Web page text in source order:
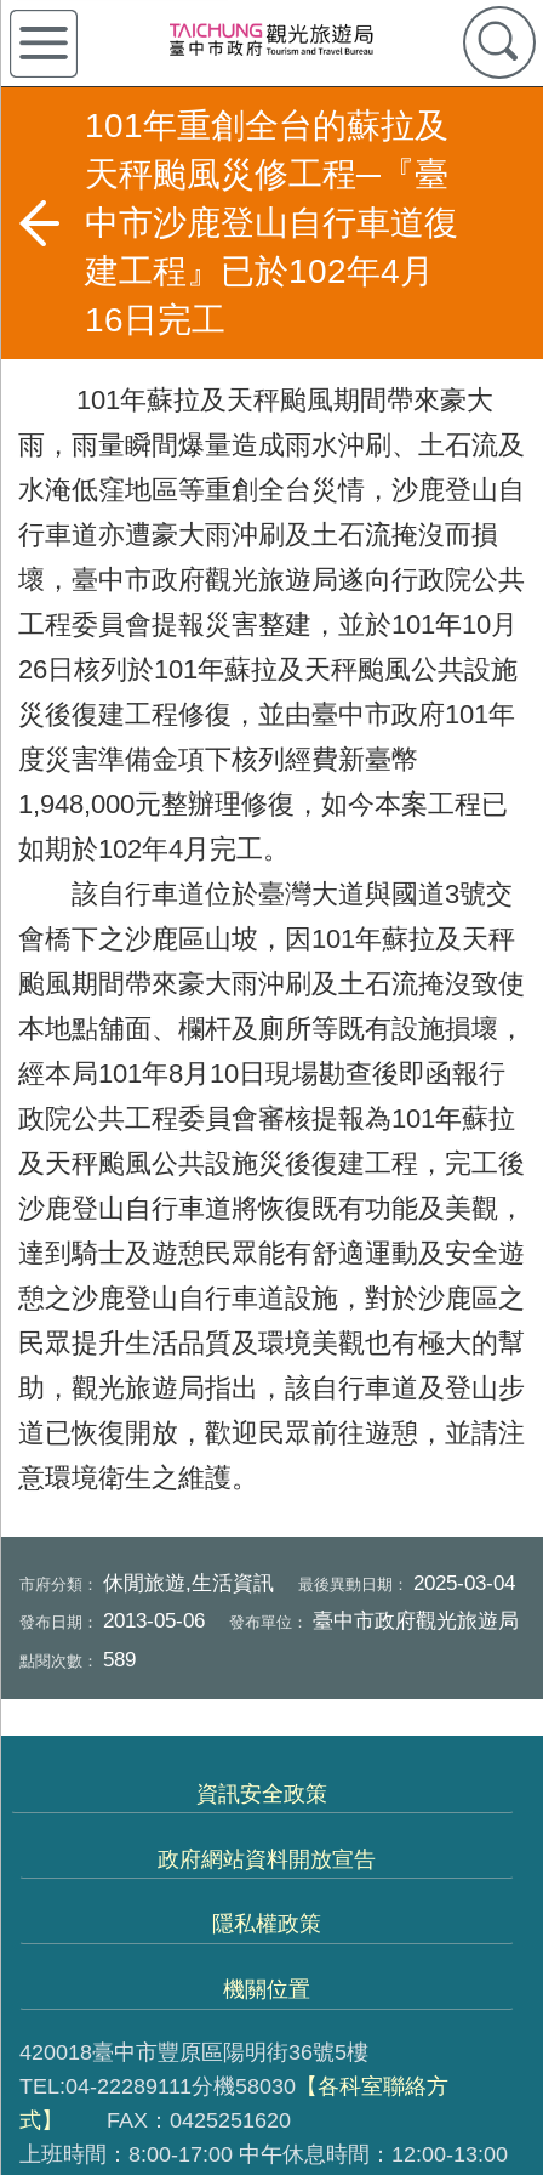
101年重創全台的蘇拉及
天秤颱風災修工程─『臺
中市沙鹿登山自行車道復
建工程』已於102年4月
16日完工
101年蘇拉及天秤颱風期間帶來豪大
雨，雨量瞬間爆量造成雨水沖刷、土石流及
水淹低窪地區等重創全台災情，沙鹿登山自
行車道亦遭豪大雨沖刷及土石流掩沒而損
壞，臺中市政府觀光旅遊局遂向行政院公共
工程委員會提報災害整建，並於101年10月
26日核列於101年蘇拉及天秤颱風公共設施
災後復建工程修復，並由臺中市政府101年
度災害準備金項下核列經費新臺幣
1,948,000元整辦理修復，如今本案工程已
如期於102年4月完工。
該自行車道位於臺灣大道與國道3號交
會橋下之沙鹿區山坡，因101年蘇拉及天秤
颱風期間帶來豪大雨沖刷及土石流掩沒致使
本地點舖面、欄杆及廁所等既有設施損壞，
經本局101年8月10日現場勘查後即函報行
政院公共工程委員會審核提報為101年蘇拉
及天秤颱風公共設施災後復建工程，完工後
沙鹿登山自行車道將恢復既有功能及美觀，
達到騎士及遊憩民眾能有舒適運動及安全遊
憩之沙鹿登山自行車道設施，對於沙鹿區之
民眾提升生活品質及環境美觀也有極大的幫
助，觀光旅遊局指出，該自行車道及登山步
道已恢復開放，歡迎民眾前往遊憩，並請注
意環境衛生之維護。
市府分類：休閒旅遊,生活資訊 最後異動日期：2025-03-04
發布日期：2013-05-06 發布單位：臺中市政府觀光旅遊局
點閱次數： 589
資訊安全政策
政府網站資料開放宣告
隱私權政策
機關位置
420018臺中市豐原區陽明街36號5樓
TEL:04-22289111分機58030 【各科室聯絡方
式】
FAX：0425251620
上班時間：8:00-17:00 中午休息時間：12:00-13:00